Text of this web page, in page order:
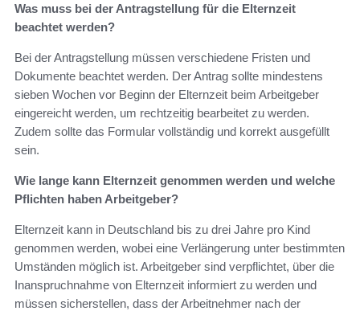
Was muss bei der Antragstellung für die Elternzeit
beachtet werden?
Bei der Antragstellung müssen verschiedene Fristen und
Dokumente beachtet werden. Der Antrag sollte mindestens
sieben Wochen vor Beginn der Elternzeit beim Arbeitgeber
eingereicht werden, um rechtzeitig bearbeitet zu werden.
Zudem sollte das Formular vollständig und korrekt ausgefüllt
sein.
Wie lange kann Elternzeit genommen werden und welche
Pflichten haben Arbeitgeber?
Elternzeit kann in Deutschland bis zu drei Jahre pro Kind
genommen werden, wobei eine Verlängerung unter bestimmten
Umständen möglich ist. Arbeitgeber sind verpflichtet, über die
Inanspruchnahme von Elternzeit informiert zu werden und
müssen sicherstellen, dass der Arbeitnehmer nach der